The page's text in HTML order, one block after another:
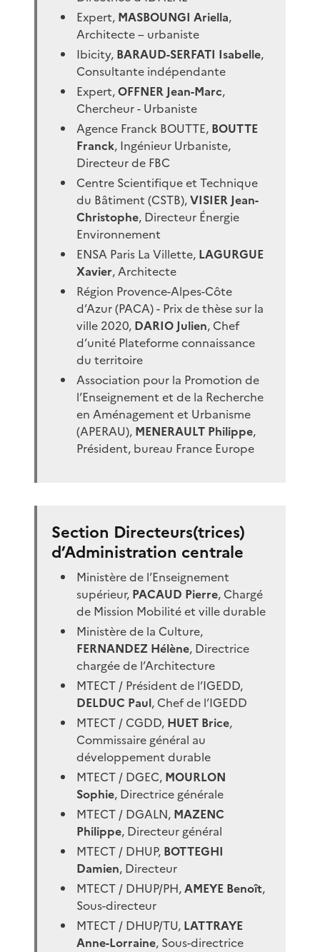
Expert, MASBOUNGI Ariella,
Architecte – urbaniste
Ibicity, BARAUD-SERFATI Isabelle,
Consultante indépendante
Expert,OFFNER Jean-Marc,
Chercheur - Urbaniste
Agence Franck BOUTTE, BOUTTE
Franck, Ingénieur Urbaniste,
Directeur de FBC
Centre Scientifique et Technique
du Bâtiment (CSTB),VISIER Jean-
Christophe, Directeur Énergie
Environnement
ENSA Paris La Villette, LAGURGUE
Xavier, Architecte
Région Provence-Alpes-Côte
d’Azur (PACA) - Prix de thèse sur la
ville 2020, DARIO Julien, Chef
d’unité Plateforme connaissance
du territoire
Association pour la Promotion de
l’Enseignement et de la Recherche
en Aménagement et Urbanisme
(APERAU), MENERAULT Philippe,
Président, bureau France Europe
Section Directeurs(trices)
d’Administration centrale
Ministère de l’Enseignement
supérieur, PACAUD Pierre, Chargé
de Mission Mobilité et ville durable
Ministère de la Culture,
FERNANDEZ Hélène, Directrice
chargée de l’Architecture
MTECT / Président de l’IGEDD,
DELDUC Paul, Chef de l’IGEDD
MTECT / CGDD, HUET Brice,
Commissaire général au
développement durable
MTECT / DGEC, MOURLON
Sophie, Directrice générale
MTECT / DGALN, MAZENC
Philippe, Directeur général
MTECT / DHUP, BOTTEGHI
Damien, Directeur
MTECT / DHUP/PH,AMEYE Benoît,
Sous-directeur
MTECT / DHUP/TU, LATTRAYE
Anne-Lorraine, Sous-directrice